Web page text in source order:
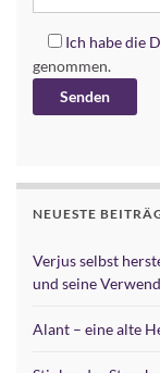
Ich habe die
genommen.
NEUESTE
Verjus selbst
und seine
Alant – eine alte